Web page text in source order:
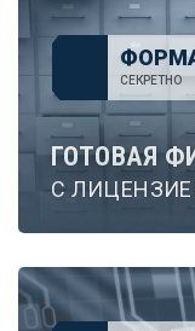
СЕКРЕТНО
ГОТОВАЯ
С